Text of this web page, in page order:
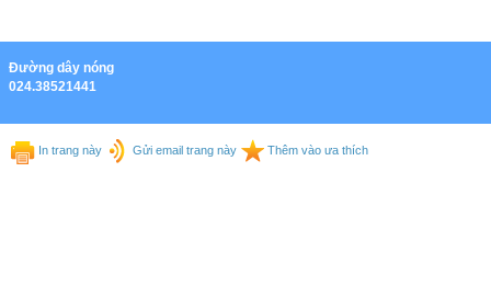
Ðường dây nóng
024.38521441
In trang này Gửi email trang này Thêm vào ưa thích